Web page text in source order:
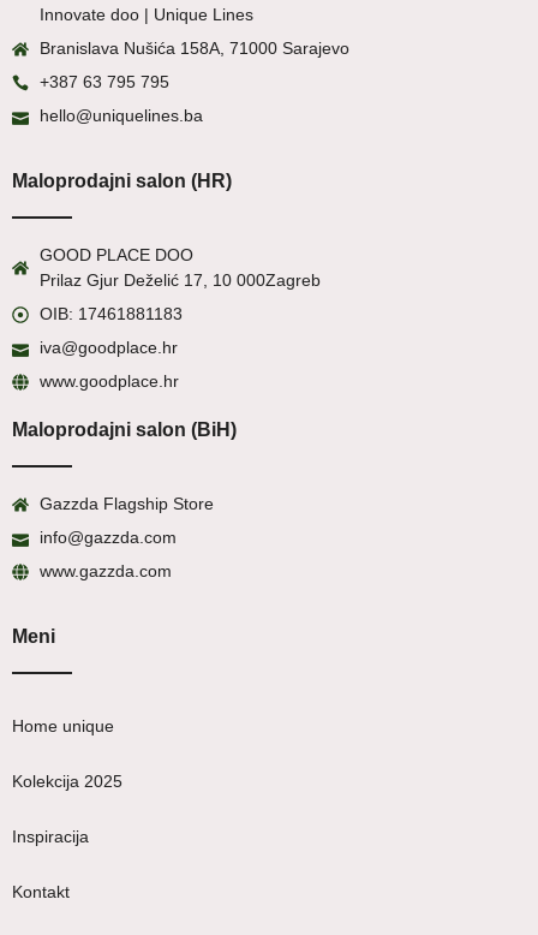
Innovate doo | Unique Lines
Branislava Nušića 158A, 71000 Sarajevo
+387 63 795 795
hello@uniquelines.ba
Maloprodajni salon (HR)
GOOD PLACE DOO
Prilaz Gjur Deželić 17, 10 000Zagreb
OIB: 17461881183
iva@goodplace.hr
www.goodplace.hr
Maloprodajni salon (BiH)
Gazzda Flagship Store
info@gazzda.com
www.gazzda.com
Meni
Home unique
Kolekcija 2025
Inspiracija
Kontakt